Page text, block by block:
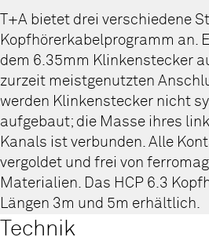
T+A bietet drei verschiedene
Kopfhörerkabelprogramm an.
dem 6.35mm Klinkenstecker
zurzeit meistgenutzten
werden Klinkenstecker nicht
aufgebaut; die Masse ihres
Kanals ist verbunden. Alle
vergoldet und frei von
Materialien. Das HCP 6.3
Längen 3m und 5m erhältlich.
Technik